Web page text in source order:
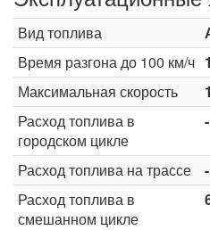
Вид топлива
Время разгона до 100 км/ч
Максимальная скорость
Расход топлива в
городском цикле
-
Расход топлива на трассе
-
Расход топлива в
смешанном цикле